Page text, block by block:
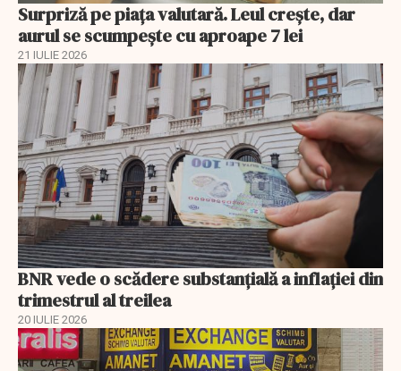
Surpriză pe piața valutară. Leul crește, dar
aurul se scumpește cu aproape 7 lei
21 IULIE 2026
BNR vede o scădere substanţială a inflaţiei din
trimestrul al treilea
20 IULIE 2026